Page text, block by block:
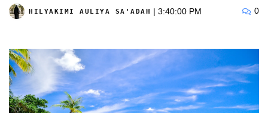
HILYAKIMI AULIYA SA'ADAH | 3:40:00 PM 0